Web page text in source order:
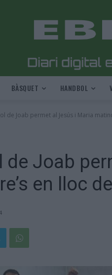
BÀSQUET HANDBOL
de Joab permet al Jesús i Maria
de Joab
en lloc